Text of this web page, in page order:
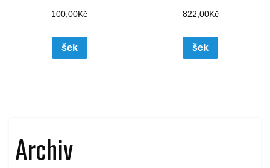
100,00Kč
šek
822,00Kč
šek
Archiv